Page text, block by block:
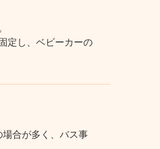
定し、ベビーカーの
合が多く、バス事